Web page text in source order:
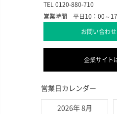
TEL 0120-880-710
営業時間 平日10：00～17
お問い合わ
企業サイト
営業日カレンダー
2026年 8月